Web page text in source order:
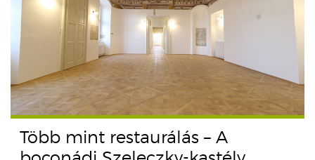
Több mint restaurálás – A